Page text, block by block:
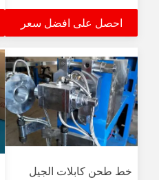
احصل على افضل سعر
خط طحن كابلات الجيل